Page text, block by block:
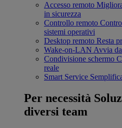
Accesso remoto
in sicurezza
Controllo remoto
sistemi operativi
Desktop remoto Resta
Wake-on-LAN Avvia
Condivisione schermo
reale
Smart Service
Per necessità
diversi team